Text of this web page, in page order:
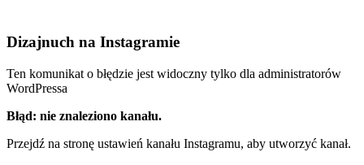
Dizajnuch na Instagramie
Ten komunikat o błędzie jest widoczny tylko dla administratorów
WordPressa
Błąd: nie znaleziono kanału.
Przejdź na stronę ustawień kanału Instagramu, aby utworzyć kanał.